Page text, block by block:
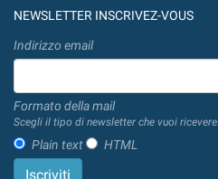
NEWSLETTER INSCRIVEZ-VOUS
Indirizzo email
Formato della mail
Scegli il tipo di newsletter che vuoi ricevere.
Plain text HTML